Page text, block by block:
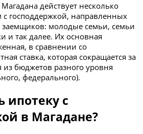
действует несколько
господдержкой, направленных
заемщиков: молодые семьи, семьи
и так далее. Их основная
в сравнении со
ставка, которая сокращается за
из бюджетов разного уровня
федерального).
ипотеку с
в Магадане?